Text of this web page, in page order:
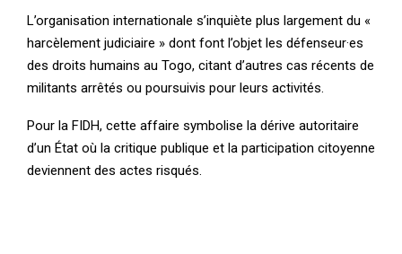
L’organisation internationale s’inquiète plus largement du «
harcèlement judiciaire » dont font l’objet les défenseur·es
des droits humains au Togo, citant d’autres cas récents de
militants arrêtés ou poursuivis pour leurs activités.
Pour la FIDH, cette affaire symbolise la dérive autoritaire
d’un État où la critique publique et la participation citoyenne
deviennent des actes risqués.